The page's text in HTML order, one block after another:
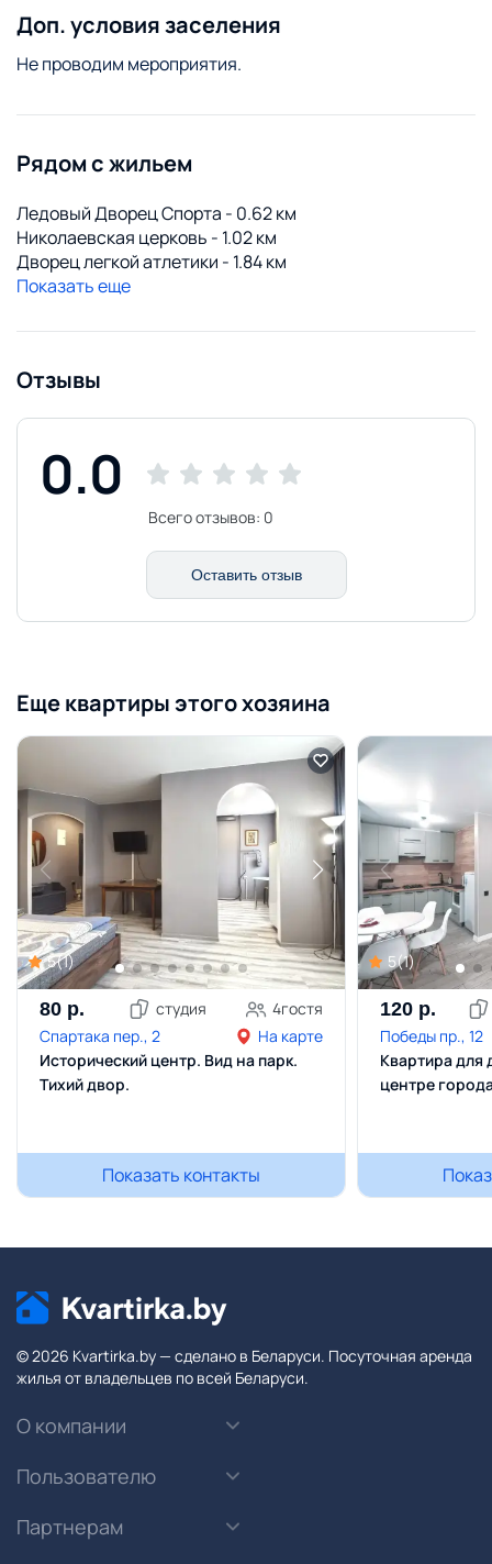
Доп. условия заселения
Не проводим мероприятия.
Рядом с жильем
Ледовый Дворец Спорта - 0.62 км
Николаевская церковь - 1.02 км
Дворец легкой атлетики - 1.84 км
Показать еще
Отзывы
0.0
Всего отзывов: 0
Оставить отзыв
Еще квартиры этого хозяина
5(1)
80 р. студия 4гостя
Спартака пер., 2
На карте
Исторический центр. Вид на парк.
Тихий двор.
Показать контакты
5(1)
120 р.
Победы пр., 12
Квартира для
центре
© 2026 Kvartirka.by — сделано в Беларуси. Посуточная аренда
жилья от владельцев по всей Беларуси.
О компании
Пользователю
Партнерам